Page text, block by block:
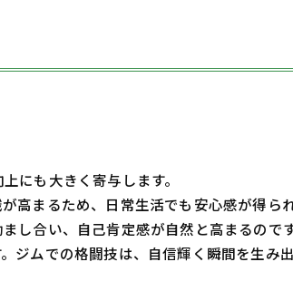
にも大きく寄与します。
まるため、日常生活でも安心感が得られ
し合い、自己肯定感が自然と高まるので
ムでの格闘技は、自信輝く瞬間を生み